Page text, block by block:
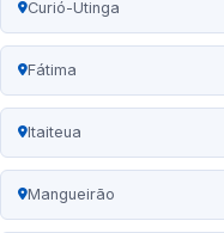
Curió-Utinga
Fátima
Itaiteua
Mangueirão